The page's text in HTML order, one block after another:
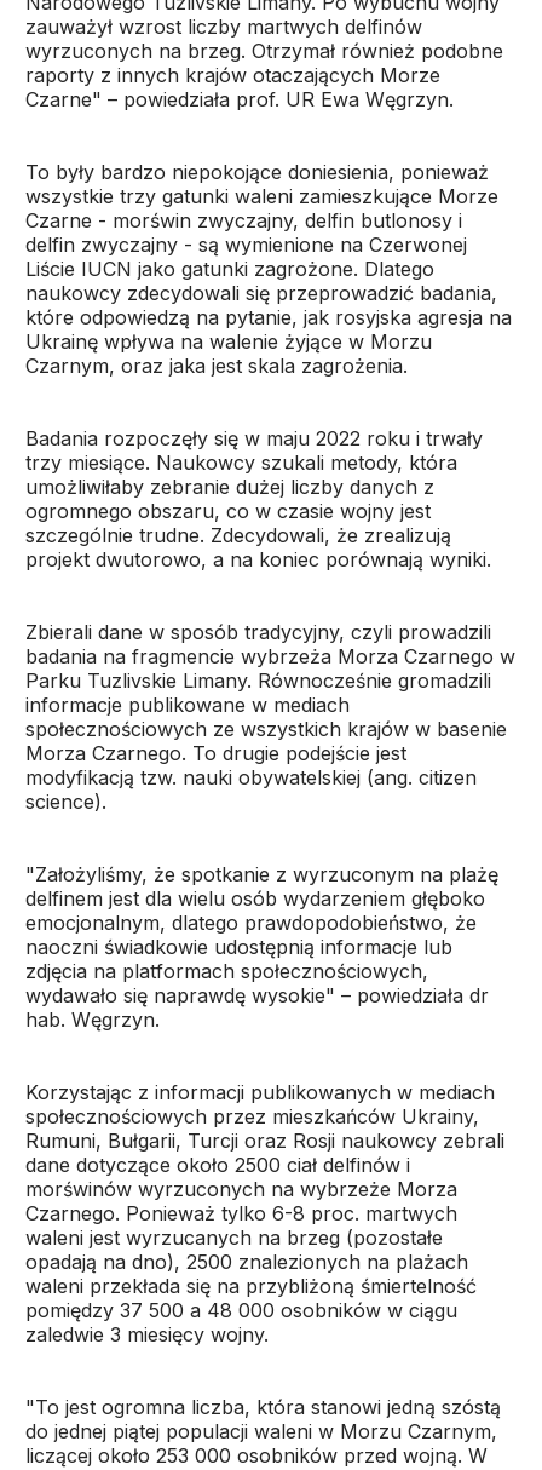
zauważył wzrost liczby martwych delfinów
wyrzuconych na brzeg. Otrzymał również podobne
raporty z innych krajów otaczających Morze
Czarne" – powiedziała prof. UR Ewa Węgrzyn.
To były bardzo niepokojące doniesienia, ponieważ
wszystkie trzy gatunki waleni zamieszkujące Morze
Czarne - morświn zwyczajny, delfin butlonosy i
delfin zwyczajny - są wymienione na Czerwonej
Liście IUCN jako gatunki zagrożone. Dlatego
naukowcy zdecydowali się przeprowadzić badania,
które odpowiedzą na pytanie, jak rosyjska agresja na
Ukrainę wpływa na walenie żyjące w Morzu
Czarnym, oraz jaka jest skala zagrożenia.
Badania rozpoczęły się w maju 2022 roku i trwały
trzy miesiące. Naukowcy szukali metody, która
umożliwiłaby zebranie dużej liczby danych z
ogromnego obszaru, co w czasie wojny jest
szczególnie trudne. Zdecydowali, że zrealizują
projekt dwutorowo, a na koniec porównają wyniki.
Zbierali dane w sposób tradycyjny, czyli prowadzili
badania na fragmencie wybrzeża Morza Czarnego w
Parku Tuzlivskie Limany. Równocześnie gromadzili
informacje publikowane w mediach
społecznościowych ze wszystkich krajów w basenie
Morza Czarnego. To drugie podejście jest
modyfikacją tzw. nauki obywatelskiej (ang. citizen
science).
"Założyliśmy, że spotkanie z wyrzuconym na plażę
delfinem jest dla wielu osób wydarzeniem głęboko
emocjonalnym, dlatego prawdopodobieństwo, że
naoczni świadkowie udostępnią informacje lub
zdjęcia na platformach społecznościowych,
wydawało się naprawdę wysokie" – powiedziała dr
hab. Węgrzyn.
Korzystając z informacji publikowanych w mediach
społecznościowych przez mieszkańców Ukrainy,
Rumuni, Bułgarii, Turcji oraz Rosji naukowcy zebrali
dane dotyczące około 2500 ciał delfinów i
morświnów wyrzuconych na wybrzeże Morza
Czarnego. Ponieważ tylko 6-8 proc. martwych
waleni jest wyrzucanych na brzeg (pozostałe
opadają na dno), 2500 znalezionych na plażach
waleni przekłada się na przybliżoną śmiertelność
pomiędzy 37 500 a 48 000 osobników w ciągu
zaledwie 3 miesięcy wojny.
"To jest ogromna liczba, która stanowi jedną szóstą
do jednej piątej populacji waleni w Morzu Czarnym,
liczącej około 253 000 osobników przed wojną. W